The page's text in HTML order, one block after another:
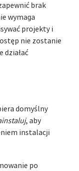
brak
wymaga
projekty i
nie zostanie
działać
domyślny
, aby
instalacji
po